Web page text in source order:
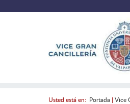
Usted está en: Portada| Vice